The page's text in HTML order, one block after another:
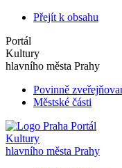
Přejít k obsahu
Portál
Kultury
hlavního města Prahy
Povinně
Městské části
Portál
Kultury
hlavního města Prahy